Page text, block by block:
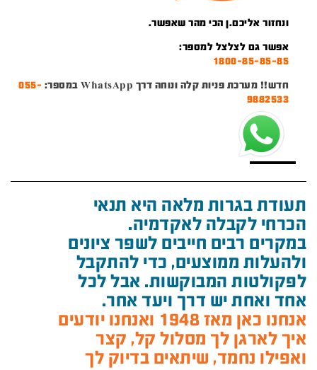
ונחזור אליכם.ן הכי מהר שאפשר.
אפשר גם לצלצל למספר:
1800-85-85-85
חדש!! מערכת פניות קלה ונוחה דרך WhatsApp במספר:
055-
9882533
תעודת בגרות מלאה היא תנאי
הכרחי לקבלה לאקדמיה.
במקרים רבים חייבים לשפר ציונים
ולהעלות ממוצעים, כדי להתקבל
לפקולטות המבוקשות. אבל לכל
אחד ואחת יש דרך ויעד אחר.
אנחנו כאן מאז 1948 ואנחנו יודעים
איך לארגן לך מסלול קל, קצר
ואפילו נחמד, שיתאים בדיוק לך